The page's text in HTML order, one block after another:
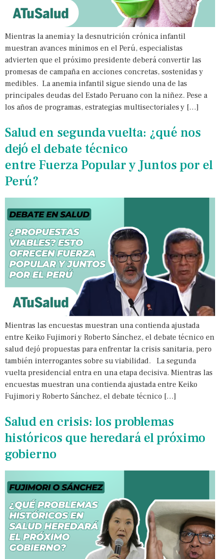
Mientras la anemia y la desnutrición crónica infantil
muestran avances mínimos en el Perú, especialistas
advierten que el próximo presidente deberá convertir las
promesas de campaña en acciones concretas, sostenidas y
medibles. La anemia infantil sigue siendo una de las
principales deudas del Estado Peruano con la niñez. Pese a
los años de programas, estrategias multisectoriales y […]
Salud en segunda vuelta: ¿qué nos
dejó el debate técnico
entre Fuerza Popular y Juntos por el
Perú?
Mientras las encuestas muestran una contienda ajustada
entre Keiko Fujimori y Roberto Sánchez, el debate técnico en
salud dejó propuestas para enfrentar la crisis sanitaria, pero
también interrogantes sobre su viabilidad. La segunda
vuelta presidencial entra en una etapa decisiva. Mientras las
encuestas muestran una contienda ajustada entre Keiko
Fujimori y Roberto Sánchez, el debate técnico […]
Salud en crisis: los problemas
históricos que heredará el próximo
gobierno